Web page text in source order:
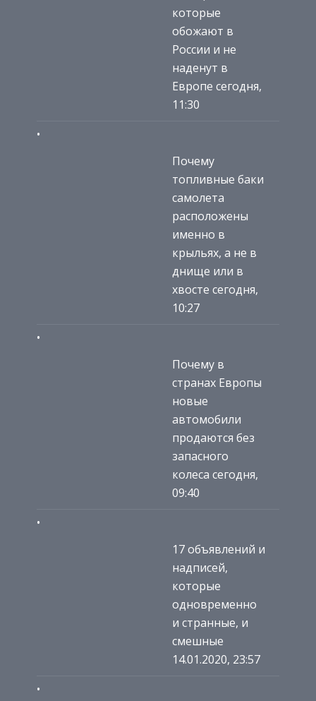
которые
обожают в
России и не
наденут в
Европе сегодня,
11:30
Почему
топливные баки
самолета
расположены
именно в
крыльях, а не в
днище или в
хвосте сегодня,
10:27
Почему в
странах Европы
новые
автомобили
продаются без
запасного
колеса сегодня,
09:40
17 объявлений и
надписей,
которые
одновременно
и странные, и
смешные
14.01.2020, 23:57